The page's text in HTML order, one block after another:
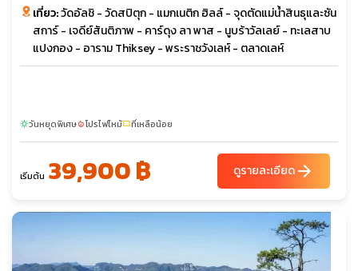
เที่ยว:วัดอัลชิ - วัดสปิตุก - แมกเนติก ฮิลล์ - จุดตัดแม่น้ำสินธุและซัน
สการ์ - เจดีย์สันติภาพ - คาร์ดุง ลา พาส - นูบร้าวัลเลย์ - ทะเลสาบ
แปงกอง - อาราม Thiksey - พระราชวังเลห์ - ตลาดเลห์
sunnyวันหยุดพิเศษlocal_fire_departmentโปรไฟไหม้confirmation_numberที่เหลือน้อย
เริ่มต้น 39,900 ฿ ดูรายละเอียดarrow_forward